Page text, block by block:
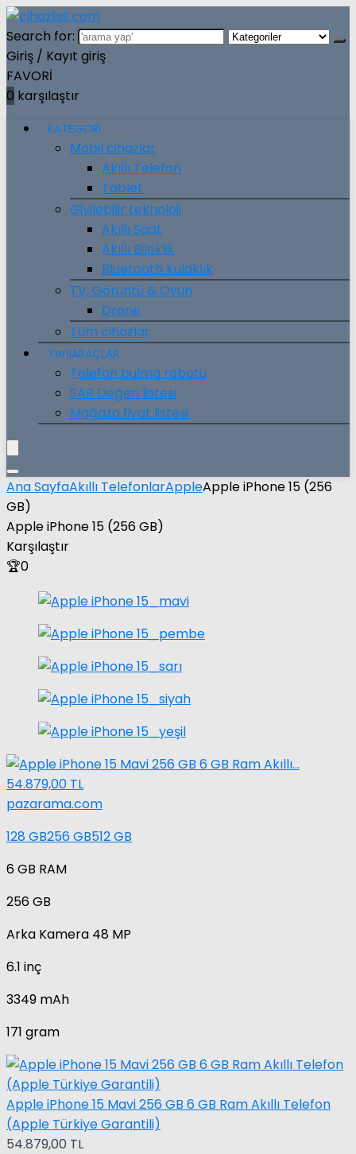
Search for:
Giriş / Kayıt giriş
FAVORİ
0 karşılaştır
KATEGORİ
Mobil cihazlar
Akıllı Telefon
Tablet
Giyilebilir teknoloji
Akıllı Saat
Akıllı Bileklik
Bluetooth Kulaklık
TV, Görüntü & Oyun
Drone
Tüm cihazlar
YeniARAÇLAR
Telefon bulma robotu
SAR Değeri listesi
Mağaza fiyat listesi
Ana SayfaAkıllı TelefonlarAppleApple iPhone 15 (256
GB)
Apple iPhone 15 (256 GB)
Karşılaştır
🏆0
54.879,00 TL
pazarama.com
128 GB256 GB512 GB
6 GB RAM
256 GB
Arka Kamera 48 MP
6.1 inç
3349 mAh
171 gram
Apple iPhone 15 Mavi 256 GB 6 GB Ram Akıllı Telefon
(Apple Türkiye Garantili)
54.879,00 TL